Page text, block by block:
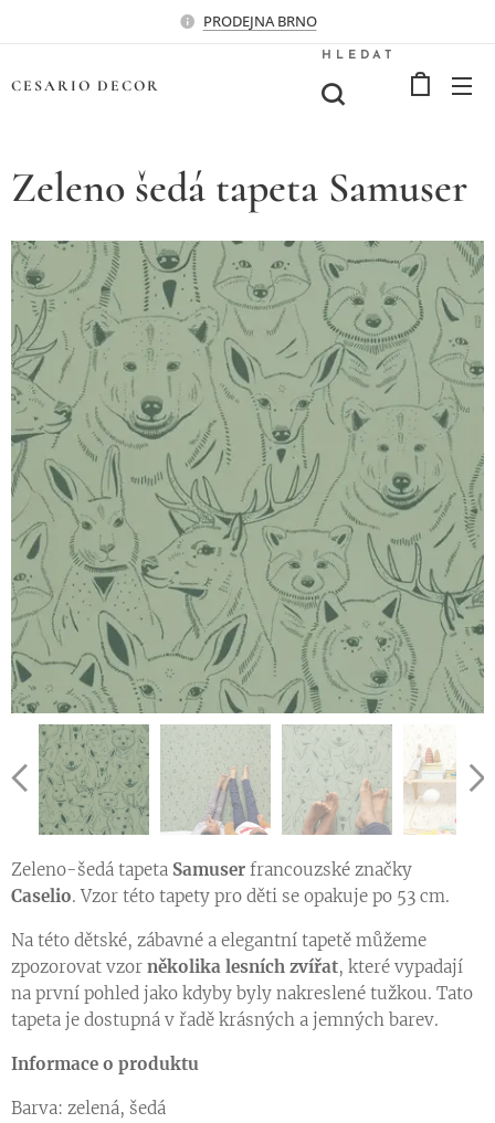
PRODEJNA BRNO
CESARIO DECOR
HLEDAT
Zeleno šedá tapeta Samuser
Ukázka vzoru tapety v jiné barevné variantě
Zeleno-šedá tapeta Samuser francouzské značky
Caselio. Vzor této tapety pro děti se opakuje po 53 cm.
Na této dětské, zábavné a elegantní tapetě můžeme
zpozorovat vzor několika lesních zvířat, které vypadají
na první pohled jako kdyby byly nakreslené tužkou. Tato
tapeta je dostupná v řadě krásných a jemných barev.
Informace o produktu
Barva: zelená, šedá